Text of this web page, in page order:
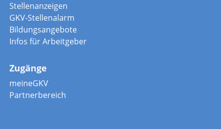
Stellenanzeigen
GKV-Stellenalarm
Bildungsangebote
Infos für Arbeitgeber
Zugänge
meineGKV
Partnerbereich